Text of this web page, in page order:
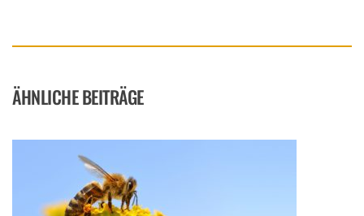
ÄHNLICHE BEITRÄGE